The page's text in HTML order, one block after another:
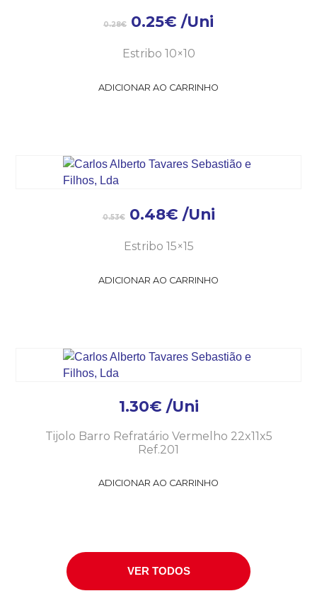
0.28€ 0.25€ /Uni
Estribo 10×10
ADICIONAR AO CARRINHO
0.53€ 0.48€ /Uni
Estribo 15×15
ADICIONAR AO CARRINHO
1.30€ /Uni
Tijolo Barro Refratário Vermelho 22x11x5
Ref.201
ADICIONAR AO CARRINHO
VER TODOS